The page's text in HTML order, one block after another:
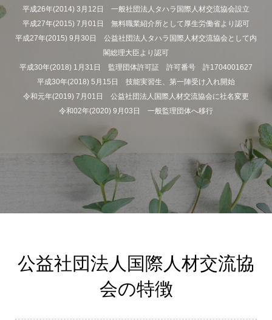
平成26年(2014) 3月12日 一般社団法人タハラ国際人材交流協会設立
平成27年(2015) 7月01日 無料職業紹介所として厚生労働省より認可
平成27年(2015) 9月30日 公益社団法人タハラ国際人材交流協会として内
閣総理大臣より認可
平成30年(2018) 1月31日 監理団体許可証 許可番号 許1704001627
平成30年(2018) 5月15日 技能実習生、第一陣受け入れ開始
令和元年(2019) 7月01日 公益社団法人国際人材交流協会に社名変更
令和02年(2020) 9月03日 一般監理団体へ移行
公益社団法人国際人材交流協
会の特徴